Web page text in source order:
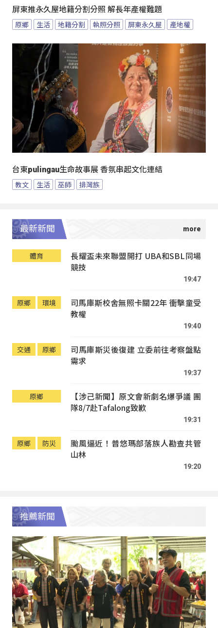
屏東推永久屋地籍分割分照 解長年產權難題
原鄉 生活 地籍分割 執照分照 屏東永久屋 產地權
台東pulingau生命故事展 香氛串起文化連結
教文 生活 巫師 排灣族
最新新聞
體育
長耀盃未來聯盟開打 UBA和SBL同場
競技
19:47
原鄉 環境
司馬庫斯校舍無照卡關22年 衝擊童受
教權
19:40
交通 原鄉
司馬庫斯災後復建 立委前往考察盤點
需求
19:37
原鄉
【涉己新聞】原文會新劇名爆爭議 團
隊8/7赴Tafalong致歉
19:31
原鄉 防災
颱風逼近！普悠瑪部落族人勘查共管
山林
19:20
推薦新聞